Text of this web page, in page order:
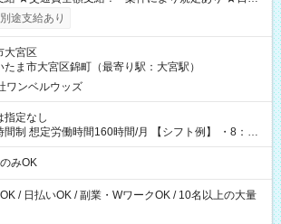
定あり） ┗働いたその日に現金GET♪ お仕事後はコ
ら 日払い分を引き落とせます！ 【試用期間】試
途支給あり
大宮区
たま市大宮区錦町（最寄り駅：大宮駅）
ワンベルウッズ
指定なし
定労働時間160時間/月 【シフト例】 ・8：00
みOK
/ 日払いOK / 副業・WワークOK / 10名以上の大量